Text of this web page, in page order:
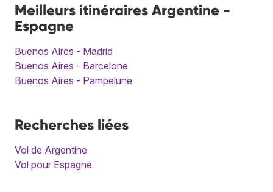
Meilleurs itinéraires Argentine -
Espagne
Buenos Aires - Madrid
Buenos Aires - Barcelone
Buenos Aires - Pampelune
Recherches liées
Vol de Argentine
Vol pour Espagne